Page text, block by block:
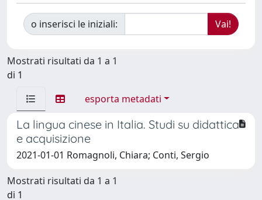
o inserisci le iniziali:
Mostrati risultati da 1 a 1
di 1
esporta metadati
La lingua cinese in Italia. Studi su didattica
e acquisizione
2021-01-01 Romagnoli, Chiara; Conti, Sergio
Mostrati risultati da 1 a 1
di 1